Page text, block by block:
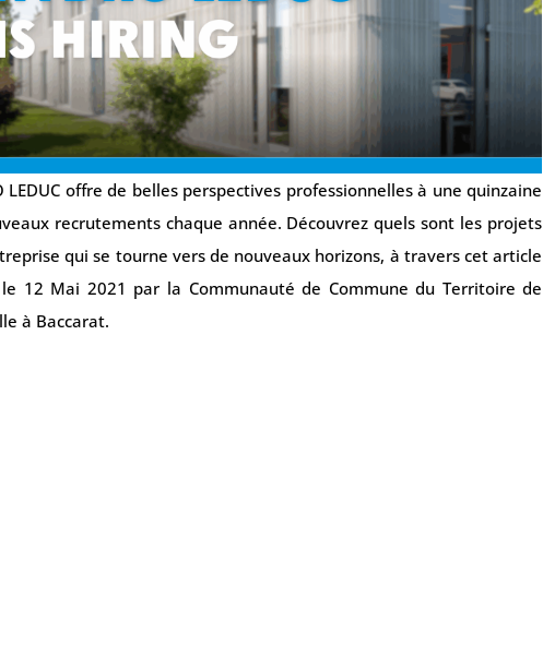
LEDUC offre de belles perspectives professionnelles à une quinzaine
recrutements chaque année. Découvrez quels sont les projets
qui se tourne vers de nouveaux horizons, à travers cet article
12 Mai 2021 par la Communauté de Commune du Territoire de
à Baccarat.